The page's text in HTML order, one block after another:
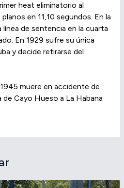
heat eliminatorio al
en 11,10 segundos. En la
de sentencia en la cuarta
En 1929 sufre su única
y decide retirarse del
muere en accidente de
de Cayo Hueso a La Habana